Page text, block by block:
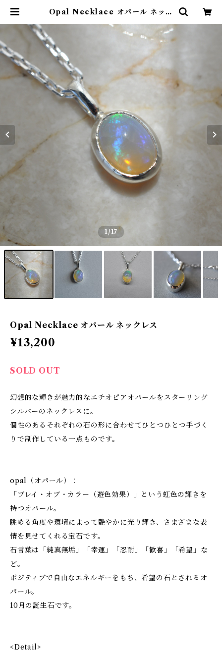
Opal Necklace オパール ネック
1/17
Opal Necklace オパール ネックレス
¥13,200
SOLD OUT
幻想的な輝きが魅力的なエチオピアオパールをスターリング
シルバーのネックレスに。
個性のあるそれぞれの石の形に合わせてひとつひとつ手づく
りで制作している一点ものです。
opal（オパール）：
「プレイ・オブ・カラー（遊色効果）」という虹色の輝きを
持つオパール。
眺める角度や環境によって艶やかに光り輝き、さまざまな表
情を見せてくれる宝石です。
石言葉は「純真無垢」「幸運」「忍耐」「歓喜」「希望」な
ど。
ポジティブで自由なエネルギーをもち、希望の石とされるオ
パール。
10月の誕生石です。
<Detail>